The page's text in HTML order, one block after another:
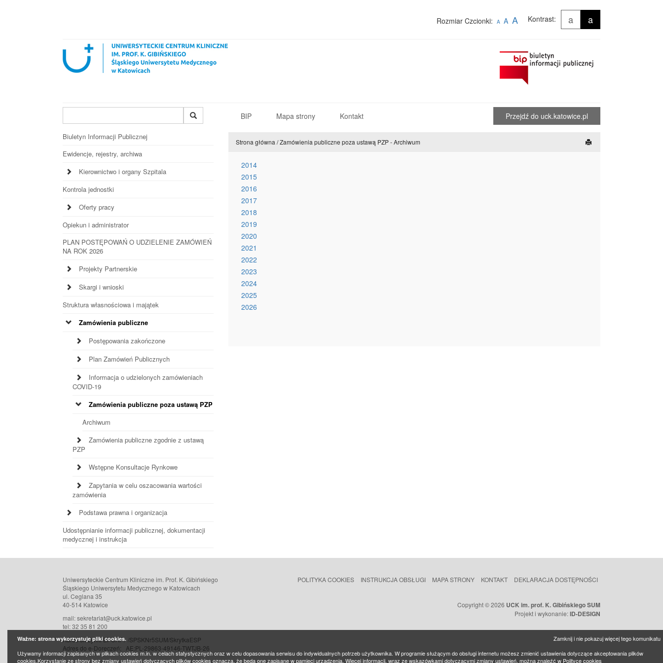
a
a
Kontrast:
Rozmiar Czcionki: A A A
fraza
BIP Mapa strony Kontakt Przejdź do uck.katowice.pl
Biuletyn Informacji Publicznej
Ewidencje, rejestry, archiwa
Kierownictwo i organy Szpitala
Kontrola jednostki
Oferty pracy
Opiekun i administrator
PLAN POSTĘPOWAŃ O UDZIELENIE ZAMÓWIEŃ
NA ROK 2026
Projekty Partnerskie
Skargi i wnioski
Struktura własnościowa i majątek
Zamówienia publiczne
Postępowania zakończone
Plan Zamówień Publicznych
Informacja o udzielonych zamówieniach
COVID-19
Zamówienia publiczne poza ustawą PZP
Archiwum
Zamówienia publiczne zgodnie z ustawą
PZP
Wstępne Konsultacje Rynkowe
Zapytania w celu oszacowania wartości
zamówienia
Podstawa prawna i organizacja
Udostępnianie informacji publicznej, dokumentacji
medycznej i instrukcja
Strona główna /Zamówienia publiczne poza ustawą PZP - Archiwum
2014
2015
2016
2017
2018
2019
2020
2021
2022
2023
2024
2025
2026
Uniwersyteckie Centrum Kliniczne im. Prof. K. Gibińskiego
Śląskiego Uniwersytetu Medycznego w Katowicach
ul. Ceglana 35
40-514 Katowice
mail: sekretariat@uck.katowice.pl
tel: 32 35 81 200
Adres skrzynki EPUAP: /SPSKNr5SUM/SkrytkaESP
Adres do e-Doręczeń: AE:PL-29863-49146-TWTJB-26
POLITYKA COOKIES INSTRUKCJA OBSŁUGI MAPA STRONY KONTAKT DEKLARACJA DOSTĘPNOŚCI
Copyright © 2026 UCK im. prof. K. Gibińskiego SUM
Projekt i wykonanie:ID-DESIGN
Ważne: strona wykorzystuje pliki cookies.
Zamknij i nie pokazuj więcej tego komunikatu
Używamy informacji zapisanych w plikach cookies m.in. w celach statystycznych oraz w celu dopasowania serwisu do indywidualnych potrzeb użytkownika. W programie służącym do obsługi internetu możesz zmienić ustawienia dotyczące akceptowania plików
cookies.Korzystanie ze strony bez zmiany ustawień dotyczących plików cookies oznacza, że będą one zapisane w pamięci urządzenia. Więcej informacji, wraz ze wskazówkami dotyczącymi zmiany ustawień, można znaleźć w Polityce cookies